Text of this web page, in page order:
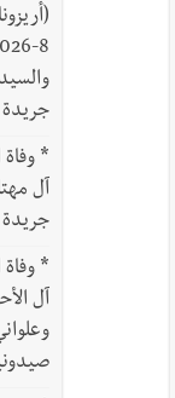
*
آل
*
آل